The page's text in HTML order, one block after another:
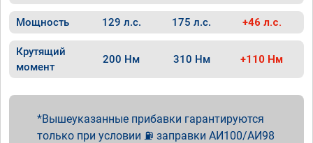
Мощность 129 л.с. 175 л.с. +46 л.с.
Крутящий
момент
200 Нм 310 Нм +110 Нм
Вышеуказанные прибавки гарантируются
только при условии ⛽ заправки АИ100/АИ98